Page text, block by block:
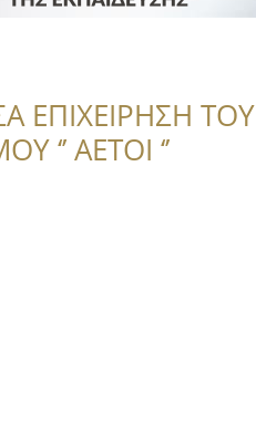
ΕΠΙΧΕΙΡΗΣΗ ΤΟΥ
‘’ ΑΕΤΟΙ ‘’